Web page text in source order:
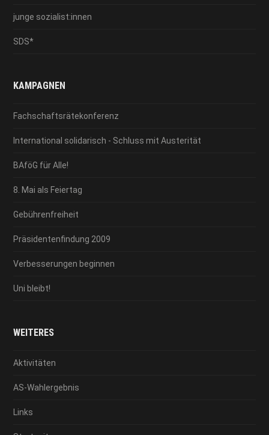
junge sozialist:innen
SDS*
KAMPAGNEN
Fachschaftsrätekonferenz
International solidarisch - Schluss mit Austerität
BAföG für Alle!
8. Mai als Feiertag
Gebührenfreiheit
Präsidentenfindung 2009
Verbesserungen beginnen
Uni bleibt!
WEITERES
Aktivitäten
AS-Wahlergebnis
Links